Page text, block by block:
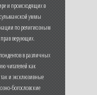
и происходящих в
уммы
по религиозным
верующих.
в различных
читателей как
и эксклюзивные
богословские